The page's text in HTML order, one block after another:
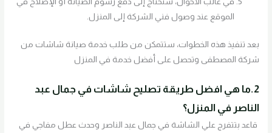
الموقع عند وصول فني الشركة إلى المنزل.
بعد تنفيذ هذه الخطوات، ستتمكن من طلب خدمة صيانة شاشات من
شركة المصطفى وتحصل على أفضل خدمة في المنزل
2.ما هي افضل طريقة تصليح شاشات في جمال عبد
الناصر في المنزل؟
قاعد بتتفرج علي الشاشة في جمال عبد الناصر وحدث عطل مفاجي في